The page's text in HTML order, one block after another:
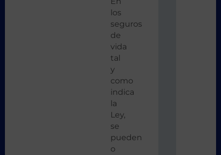
los
seguros
de
vida
tal
y
como
indica
la
Ley,
se
pueden
o